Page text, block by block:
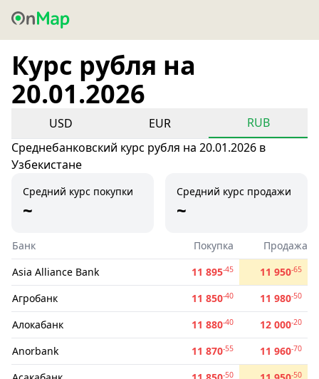
Курс рубля на
20.01.2026
USD EUR
RUB
Среднебанковский курс рубля на 20.01.2026 в
Узбекистане
Средний курс покупки
~
Средний курс продажи
~
Банк Покупка
Продажа
Asia Alliance Bank
11 895-45 11 950-65
Агробанк 11 850-40 11 980-50
Алокабанк 11 880-40 12 000-20
Anorbank 11 870-55 11 960-70
-50 -50